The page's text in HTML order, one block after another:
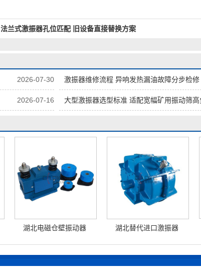
法兰式激振器孔位匹配 旧设备直接替换方案
2026-07-30 激振器维修流程 异响发热漏油故障分步检修
2026-07-16 大型激振器选型标准 适配宽幅矿用振动筛高
湖北电磁仓壁振动器 湖北替代进口激振器